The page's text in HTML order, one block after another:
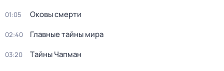
01:05 Оковы смерти
02:40 Главные тайны мира
03:20 Тaйны Чапман